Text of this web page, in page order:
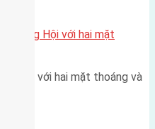
Đông Hội với hai mặt
Hội với hai mặt thoáng và